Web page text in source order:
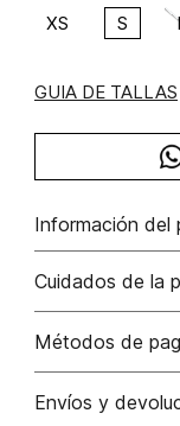
XS S
GUIA DE TALLAS
Información del
Blusa con tiras
lino/linen
Cuidados de la
Lavado
No lavar
Métodos de
Tarjetas de
Envíos y